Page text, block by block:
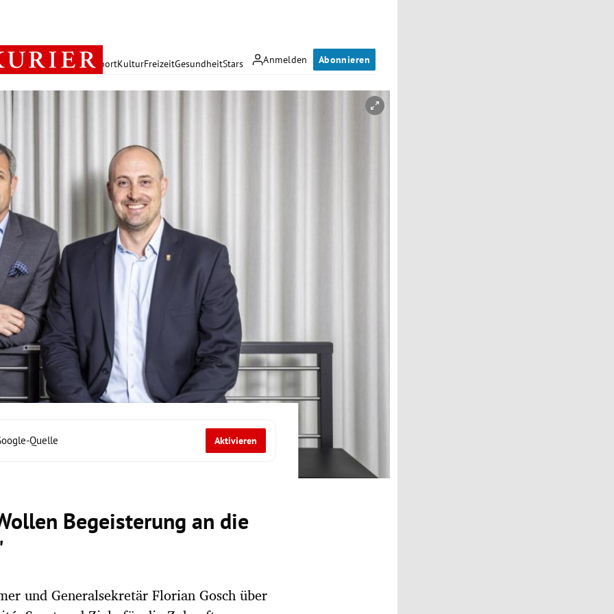
Anmelden Abonnieren
PolitikWirtschaft SportKulturFreizeitGesundheitStars
Quelle Aktivieren
Begeisterung an die
und Generalsekretär Florian Gosch über